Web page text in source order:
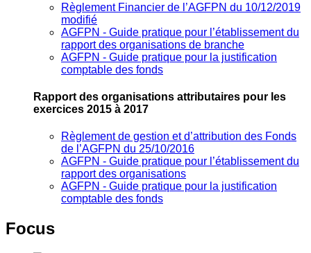
Règlement Financier de l’AGFPN du 10/12/2019
modifié
AGFPN ‐ Guide pratique pour l’établissement du
rapport des organisations de branche
AGFPN ‐ Guide pratique pour la justification
comptable des fonds
Rapport des organisations attributaires pour les
exercices 2015 à 2017
Règlement de gestion et d’attribution des Fonds
de l’AGFPN du 25/10/2016
AGFPN ‐ Guide pratique pour l’établissement du
rapport des organisations
AGFPN ‐ Guide pratique pour la justification
comptable des fonds
Focus